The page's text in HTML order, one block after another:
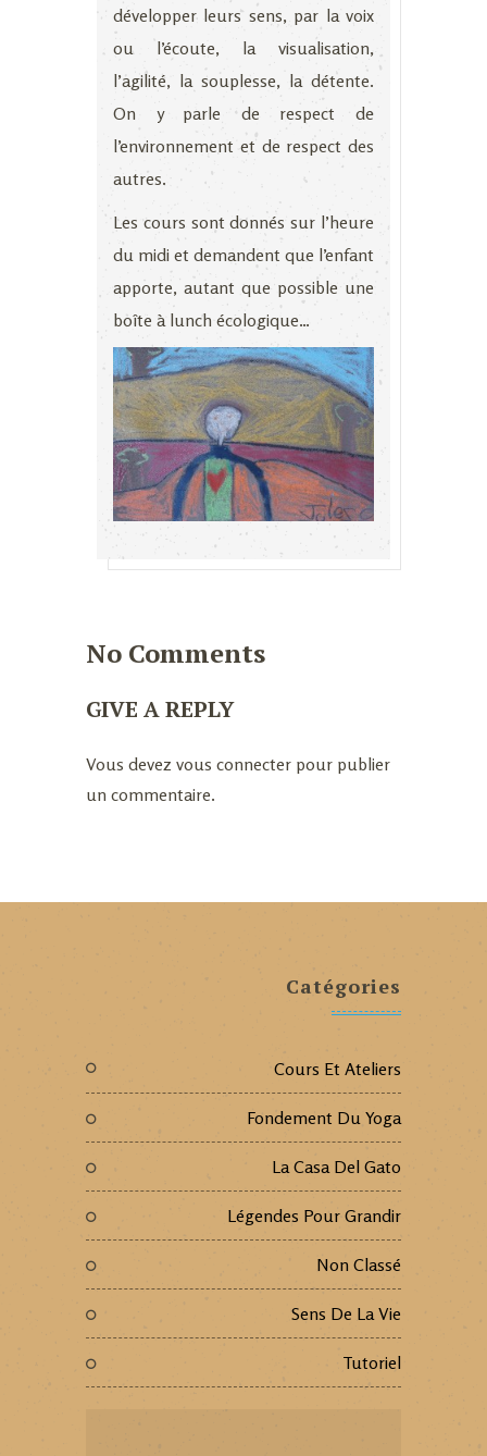
développer leurs sens, par la voix
ou l’écoute, la visualisation,
l’agilité, la souplesse, la détente.
On y parle de respect de
l’environnement et de respect des
autres.
Les cours sont donnés sur l’heure
du midi et demandent que l’enfant
apporte, autant que possible une
boîte à lunch écologique…
No Comments
GIVE A REPLY
Vous devez vous connecter pour publier
un commentaire.
Catégories
Cours Et Ateliers
Fondement Du Yoga
La Casa Del Gato
Légendes Pour Grandir
Non Classé
Sens De La Vie
Tutoriel